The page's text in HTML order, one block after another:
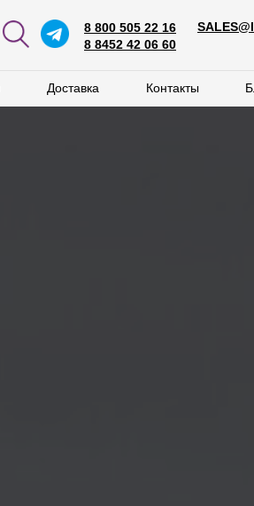
8 800 505 22 16
8 8452 42 06 60
Контакты
Доставка
8 800 505 22 16
8 8452 42 06 60
Контакты
Доставка